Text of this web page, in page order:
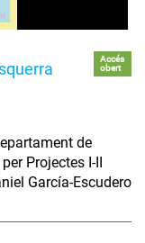
Accés
obert
de
Projectes I-II
García-Escudero